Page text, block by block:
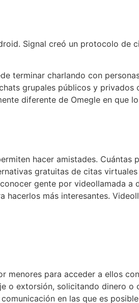
Signal creó un protocolo de
terminar charlando con
grupales públicos y privados
diferente de Omegle en que
hacer amistades.
gratuitas de citas
gente por videollamada a
más interesantes.
menores para acceder a ellos
o extorsión, solicitando dinero
en las que es